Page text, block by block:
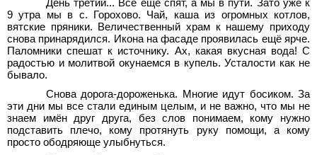
День третий... Все ещё спят, а мы в пути. Зато уже к
9 утра мы в с. Горохово. Чай, каша из огромных котлов,
вятские пряники. Величественный храм к нашему приходу
снова принарядился. Икона на фасаде проявилась ещё ярче.
Паломники спешат к источнику. Ах, какая вкусная вода! С
радостью и молитвой окунаемся в купель. Усталости как не
бывало.
Снова дорога-дороженька. Многие идут босиком. За
эти дни мы все стали единым целым, и не важно, что мы не
знаем имён друг друга, без слов понимаем, кому нужно
подставить плечо, кому протянуть руку помощи, а кому
просто ободряюще улыбнуться.